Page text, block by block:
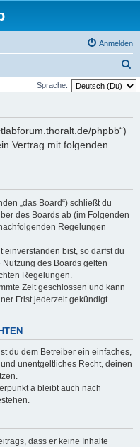
Anmelden
u
Sprache:
phpbb“)
Vertrag mit folgenden
„das Board“) schließt du
des Boards ab (im Folgenden
Regelungen
bist, so darfst du
des Boards gelten
Regelungen.
Zeit geschlossen und kann
Frist jederzeit gekündigt
du dem Betreiber ein einfaches,
unentgeltliches Recht, deinen
a bleibt auch nach
dass er keine Inhalte